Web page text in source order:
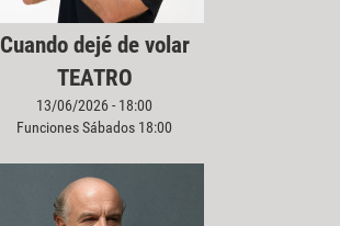
Cuando dejé de volar
TEATRO
13/06/2026 - 18:00
Funciones Sábados 18:00